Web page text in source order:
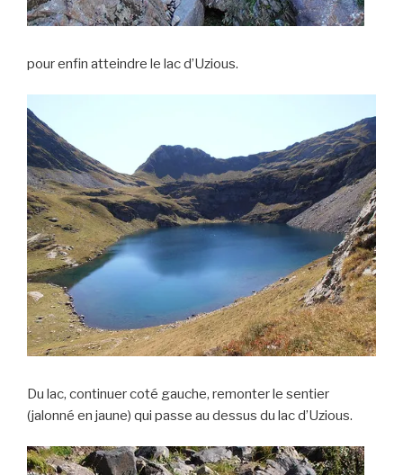
pour enfin atteindre le lac d’Uzious.
Du lac, continuer coté gauche, remonter le sentier
(jalonné en jaune) qui passe au dessus du lac d’Uzious.